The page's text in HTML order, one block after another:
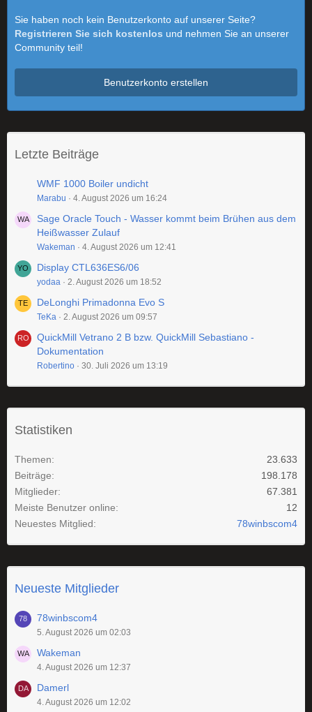
Sie haben noch kein Benutzerkonto auf unserer Seite?
Registrieren Sie sich kostenlos und nehmen Sie an unserer
Community teil!
Benutzerkonto erstellen
Letzte Beiträge
WMF 1000 Boiler undicht
Marabu 4. August 2026 um 16:24
Sage Oracle Touch - Wasser kommt beim Brühen aus dem
Heißwasser Zulauf
Wakeman 4. August 2026 um 12:41
Display CTL636ES6/06
yodaa 2. August 2026 um 18:52
DeLonghi Primadonna Evo S
TeKa 2. August 2026 um 09:57
QuickMill Vetrano 2 B bzw. QuickMill Sebastiano -
Dokumentation
Robertino 30. Juli 2026 um 13:19
Statistiken
Themen
23.633
Beiträge
198.178
Mitglieder
67.381
Meiste Benutzer online
12
Neuestes Mitglied
78winbscom4
Neueste Mitglieder
78winbscom4
5. August 2026 um 02:03
Wakeman
4. August 2026 um 12:37
Damerl
4. August 2026 um 12:02